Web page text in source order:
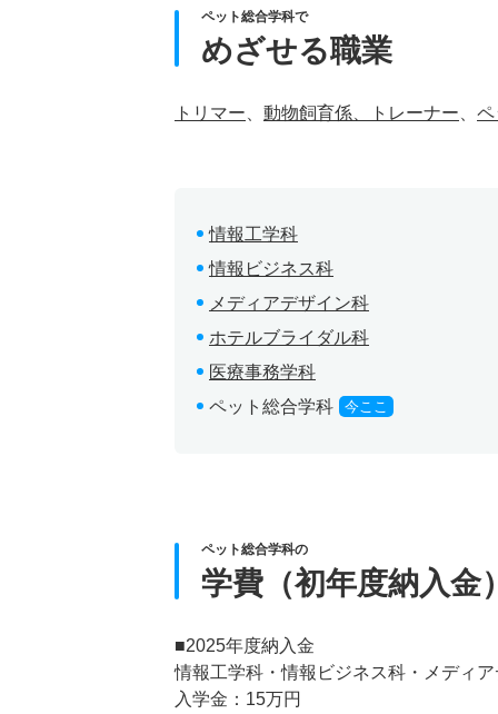
ペット総合学科で
めざせる職業
トリマー 動物飼育係、トレーナー ペ
情報工学科
情報ビジネス科
メディアデザイン科
ホテルブライダル科
医療事務学科
ペット総合学科
今ここ
ペット総合学科の
学費（初年度納入金）
■2025年度納入金
情報工学科・情報ビジネス科・メディ
入学金：15万円